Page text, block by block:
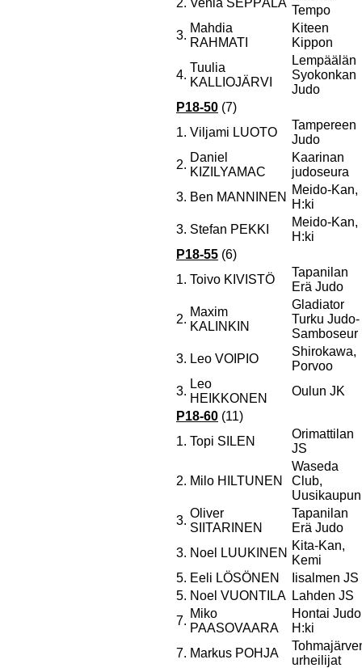
2. Venla SEPPÄLÄ
Tempo
3.
Mahdia
RAHMATI
Kiteen
Kippon
4.
Tuulia
KALLIOJÄRVI
Lempäälän
Syokonkan
Judo
P18-50 (7)
1. Viljami LUOTO
Tampereen
Judo
2.
Daniel
KIZILYAMAC
Kaarinan
judoseura
3. Ben MANNINEN
Meido-Kan,
H:ki
3. Stefan PEKKI
Meido-Kan,
H:ki
P18-55 (6)
1. Toivo KIVISTÖ
Tapanilan
Erä Judo
2.
Maxim
KALINKIN
Gladiator
Turku Judo-
Samboseur
3. Leo VOIPIO
Shirokawa,
Porvoo
3.
Leo
HEIKKONEN
Oulun JK
P18-60 (11)
1. Topi SILEN
Orimattilan
JS
2. Milo HILTUNEN
Waseda
Club,
3.
Oliver
SIITARINEN
Tapanilan
Erä Judo
3. Noel LUUKINEN
Kita-Kan,
Kemi
5. Eeli LÖSÖNEN
Iisalmen JS
5. Noel VUONTILA Lahden JS
7.
Miko
PAASOVAARA
Hontai
H:ki
7. Markus POHJA
urheilijat